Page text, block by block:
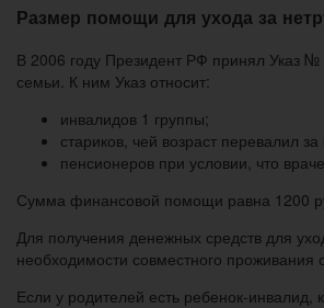
Размер помощи для ухода за
В 2006 году Президент РФ принял Указ
семьи. К ним Указ относит:
инвалидов 1 группы;
стариков, чей возраст перевалил за
пенсионеров при условии, что
Сумма финансовой помощи равна 1200
Для получения денежных средств для
необходимости совместного проживания
Если у родителей есть ребенок-